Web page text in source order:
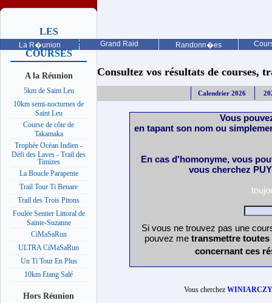
La R�union Grand Raid Randonn�es
LES
PROCHAINES
COURSES
A la Réunion
5km de Saint Leu
10km semi-nocturnes de
Saint Leu
Course de côte de
Takamaka
Trophée Océan Indien -
Défi des Laves - Trail des
Timizes
La Boucle Parapente
Trail Tour Ti Benare
Trail des Trois Pitons
Foulée Sentier Littoral de
Sainte-Suzanne
CiMaSaRun
ULTRA CiMaSaRun
Un Ti Tour En Plus
10km Etang Salé
Hors Réunion
Consultez vos résultats de courses,
Calendrier 2026
Vous
en tapant son nom ou
En cas d'homonyme, vous
vous cherchez
Si vous ne trouvez pas une
pouvez me transmettre
concernant ces
Vous cherchez